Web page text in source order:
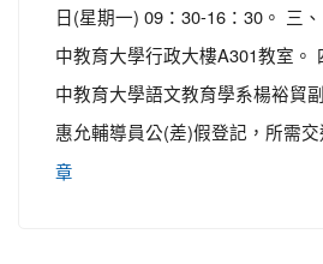
日(星期一) 09：30-16：30。 三
中教育大學行政大樓A301教室。
中教育大學語文教育學系楊裕貿
惠允輔導員公(差)假登記，所需
章